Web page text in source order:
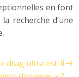
en font
recherche d’une
drag ultra est-il